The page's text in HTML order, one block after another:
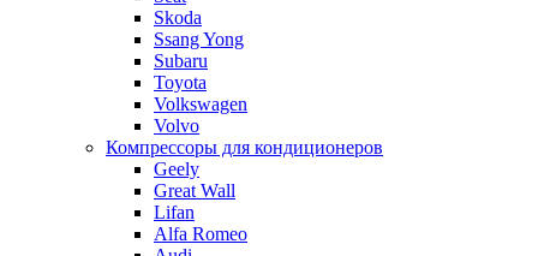
Skoda
Ssang Yong
Subaru
Toyota
Volkswagen
Volvo
Компрессоры для кондиционеров
Geely
Great Wall
Lifan
Alfa Romeo